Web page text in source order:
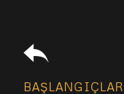
BAŞLANGIÇLAR